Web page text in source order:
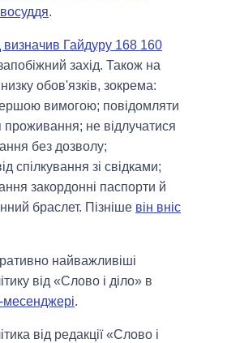
.
визначив Гайдуру 168 160
захід. Також на
обов'язків, зокрема:
вимогою; повідомляти
проживання; не відлучатися
без дозволу;
спілкування зі свідками;
закордонні паспорти й
браслет. Пізніше він вніс
найважливіші
від «Слово і діло» в
.
від редакції «Слово і